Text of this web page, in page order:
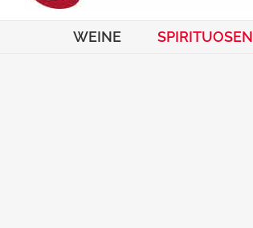
WEINE SPIRITUOSEN